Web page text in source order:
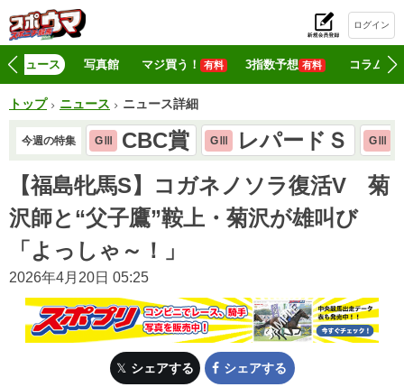
ログイン
ニュース 写真館 マジ買う！ 有料 3指数予想 有料 コラム
トップ ニュース ニュース詳細
今週の特集 GⅢ CBC賞 GⅢ レパードＳ GⅢ
【福島牝馬S】コガネノソラ復活V 菊
沢師と“父子鷹”鞍上・菊沢が雄叫び
「よっしゃ～！」
2026年4月20日 05:25
シェアする シェアする